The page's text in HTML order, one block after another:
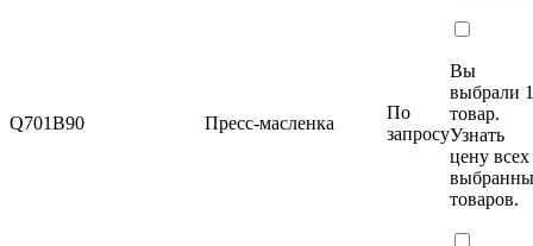
Q701B90 Пресс-масленка
По
запросу
Вы
выбрали 1
товар.
Узнать
цену всех
товаров.